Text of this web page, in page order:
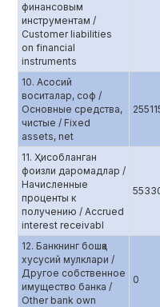
финансовым
инструментам /
Customer liabilities
on financial
instruments
10. Асосий
воситалар, соф /
Основные средства,
чистые / Fixed
assets, net
11. Ҳисобланган
фоизли даромадлар /
Начисленные
проценты к
получению / Accrued
interest receivabl
12. Банкнинг бошқа
хусусий мулклари /
Другое собственное
имущество банка /
Other bank own
0